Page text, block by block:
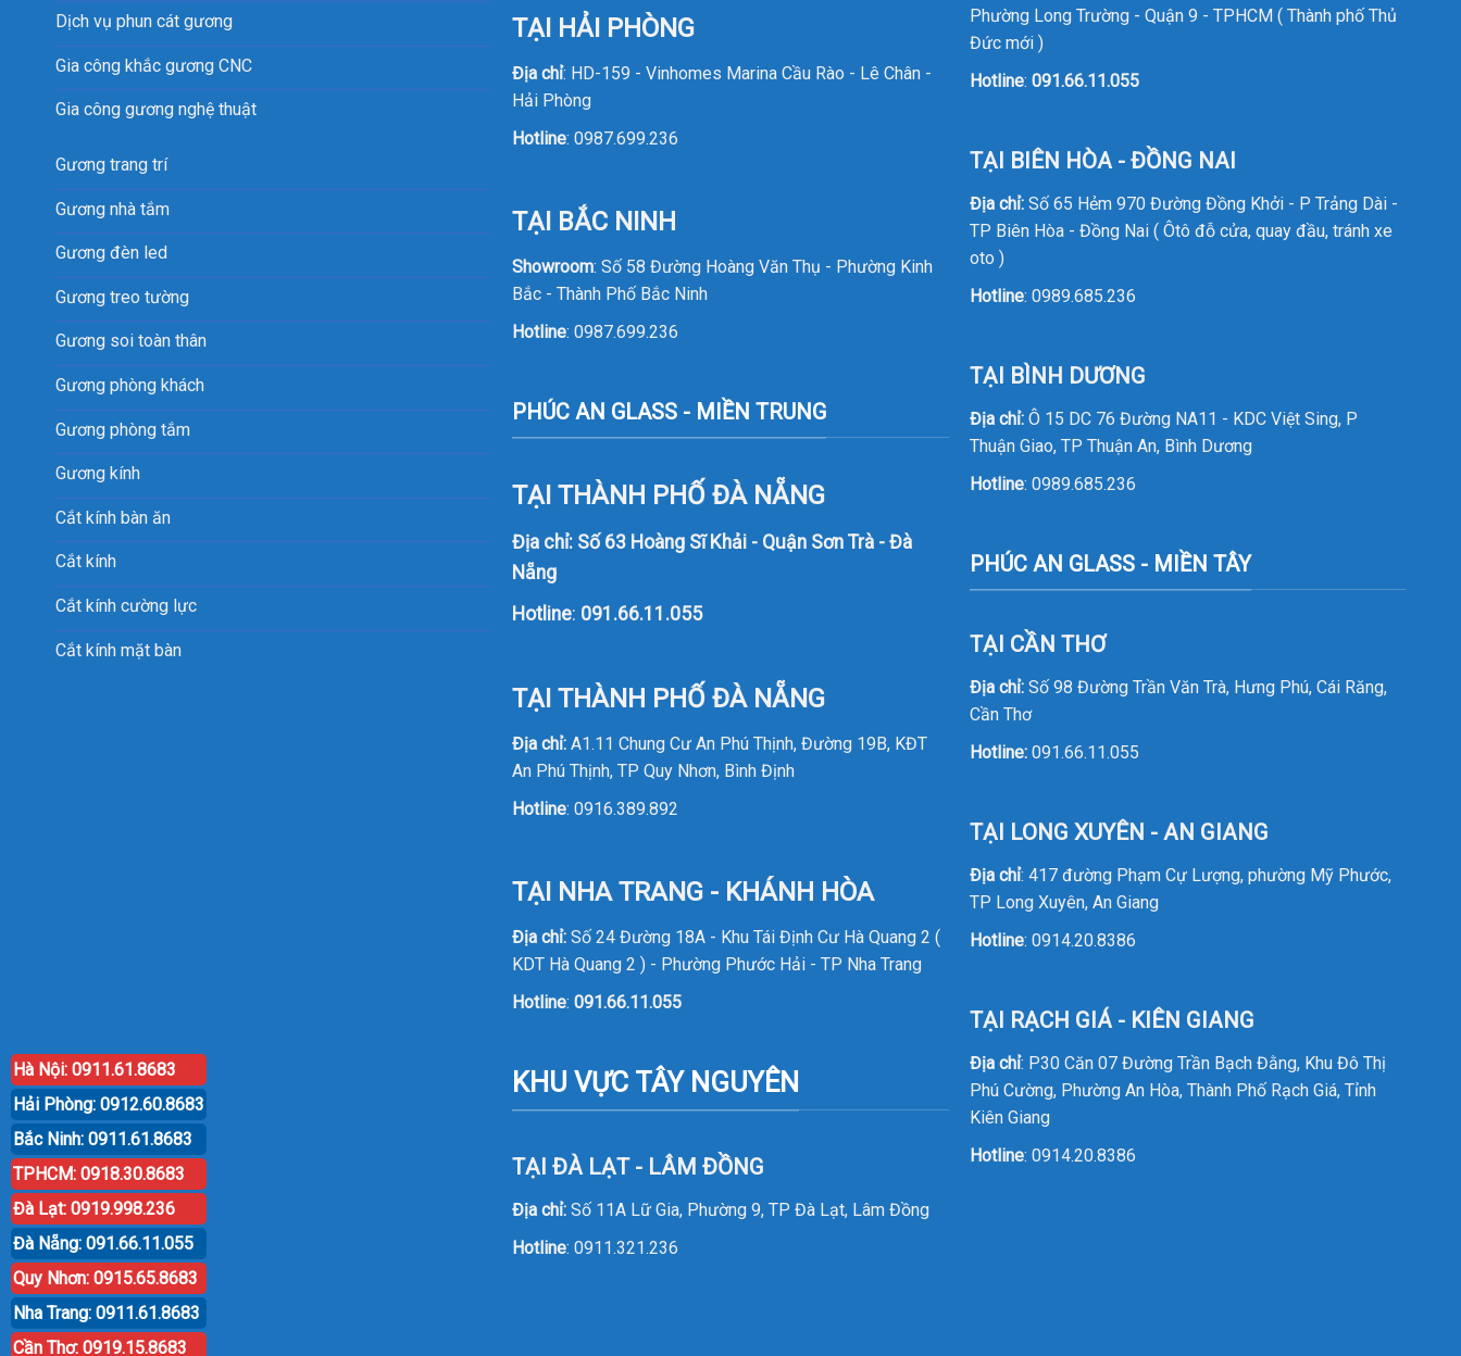
Dịch vụ phun cát gương
Gia công khắc gương CNC
Gia công gương nghệ thuật
Gương trang trí
Gương nhà tắm
Gương đèn led
Gương treo tường
Gương soi toàn thân
Gương phòng khách
Gương phòng tắm
Gương kính
Cắt kính bàn ăn
Cắt kính
Cắt kính cường lực
Cắt kính mặt bàn
TẠI HẢI PHÒNG
Địa chỉ: HD-159 - Vinhomes Marina Cầu Rào - Lê Chân -
Hải Phòng
Hotline:0987.699.236
TẠI BẮC NINH
Showroom: Số 58 Đường Hoàng Văn Thụ - Phường Kinh
Bắc - Thành Phố Bắc Ninh
Hotline:0987.699.236
PHÚC AN GLASS - MIỀN TRUNG
TẠI THÀNH PHỐ ĐÀ NẴNG
Địa chỉ: Số 63 Hoàng Sĩ Khải - Quận Sơn Trà - Đà
Nẵng
Hotline: 091.66.11.055
TẠI THÀNH PHỐ ĐÀ NẴNG
Địa chỉ: A1.11 Chung Cư An Phú Thịnh, Đường 19B, KĐT
An Phú Thịnh, TP Quy Nhơn, Bình Định
Hotline:0916.389.892
TẠI NHA TRANG - KHÁNH HÒA
Địa chỉ:Số 24 Đường 18A - Khu Tái Định Cư Hà Quang 2 (
KDT Hà Quang 2 ) - Phường Phước Hải - TP Nha Trang
Hotline:091.66.11.055
KHU VỰC TÂY NGUYÊN
TẠI ĐÀ LẠT - LÂM ĐỒNG
Địa chỉ: Số 11A Lữ Gia, Phường 9, TP Đà Lạt, Lâm Đồng
Hotline:0911.321.236
Phường Long Trường - Quận 9 - TPHCM ( Thành phố Thủ
Đức mới )
Hotline:091.66.11.055
TẠI BIÊN HÒA - ĐỒNG NAI
Địa chỉ: Số 65 Hẻm 970 Đường Đồng Khởi - P Trảng Dài -
TP Biên Hòa - Đồng Nai ( Ôtô đỗ cửa, quay đầu, tránh xe
oto )
Hotline:0989.685.236
TẠI BÌNH DƯƠNG
Địa chỉ: Ô 15 DC 76 Đường NA11 - KDC Việt Sing, P
Thuận Giao, TP Thuận An, Bình Dương
Hotline:0989.685.236
PHÚC AN GLASS - MIỀN TÂY
TẠI CẦN THƠ
Địa chỉ: Số 98 Đường Trần Văn Trà, Hưng Phú, Cái Răng,
Cần Thơ
Hotline: 091.66.11.055
TẠI LONG XUYÊN - AN GIANG
Địa chỉ: 417 đường Phạm Cự Lượng, phường Mỹ Phước,
TP Long Xuyên, An Giang
Hotline:0914.20.8386
TẠI RẠCH GIÁ - KIÊN GIANG
Địa chỉ: P30 Căn 07 Đường Trần Bạch Đằng, Khu Đô Thị
Phú Cường, Phường An Hòa, Thành Phố Rạch Giá, Tỉnh
Kiên Giang
Hotline:0914.20.8386
Hà Nội: 0911.61.8683
Hải Phòng: 0912.60.8683
Bắc Ninh: 0911.61.8683
TPHCM: 0918.30.8683
Đà Lạt: 0919.998.236
Đà Nẵng: 091.66.11.055
Quy Nhơn: 0915.65.8683
Nha Trang: 0911.61.8683
Cần Thơ: 0919.15.8683